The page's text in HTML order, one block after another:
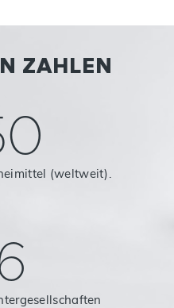
ZAHLEN
(weltweit).